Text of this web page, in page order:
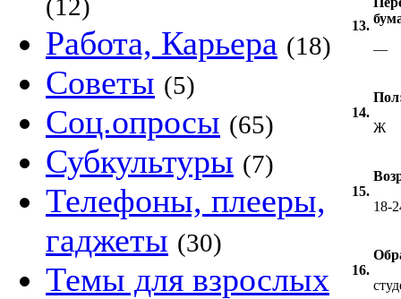
(12)
Работа, Карьера (18)
Советы (5)
Соц.опросы (65)
Субкультуры (7)
Телефоны, плееры,
гаджеты (30)
Темы для взрослых
13.
—
14.
Ж
15.
18-
16.